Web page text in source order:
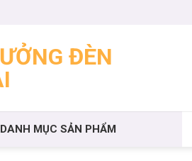
DANH MỤC SẢN PHẨM